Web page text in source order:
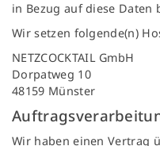
in Bezug auf diese Daten
Wir setzen folgende(n)
NETZCOCKTAIL GmbH
Dorpatweg 10
48159 Münster
Wir haben einen Vertrag